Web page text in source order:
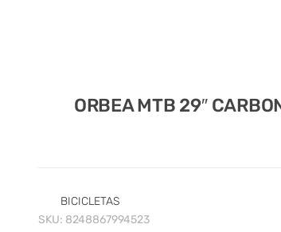
ORBEA MTB 29″
BICICLETAS
SKU: 8248867994523